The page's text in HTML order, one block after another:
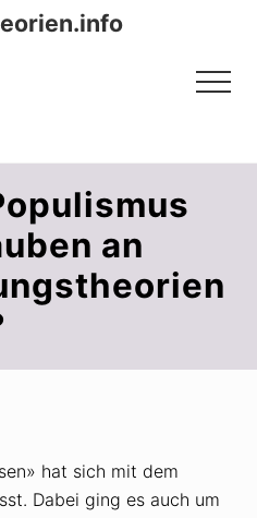
Menu
an
hat sich mit dem
Dabei ging es auch um